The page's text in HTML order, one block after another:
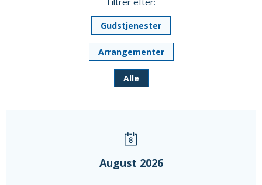
Gudstjenester
Arrangementer
Alle
August 2026